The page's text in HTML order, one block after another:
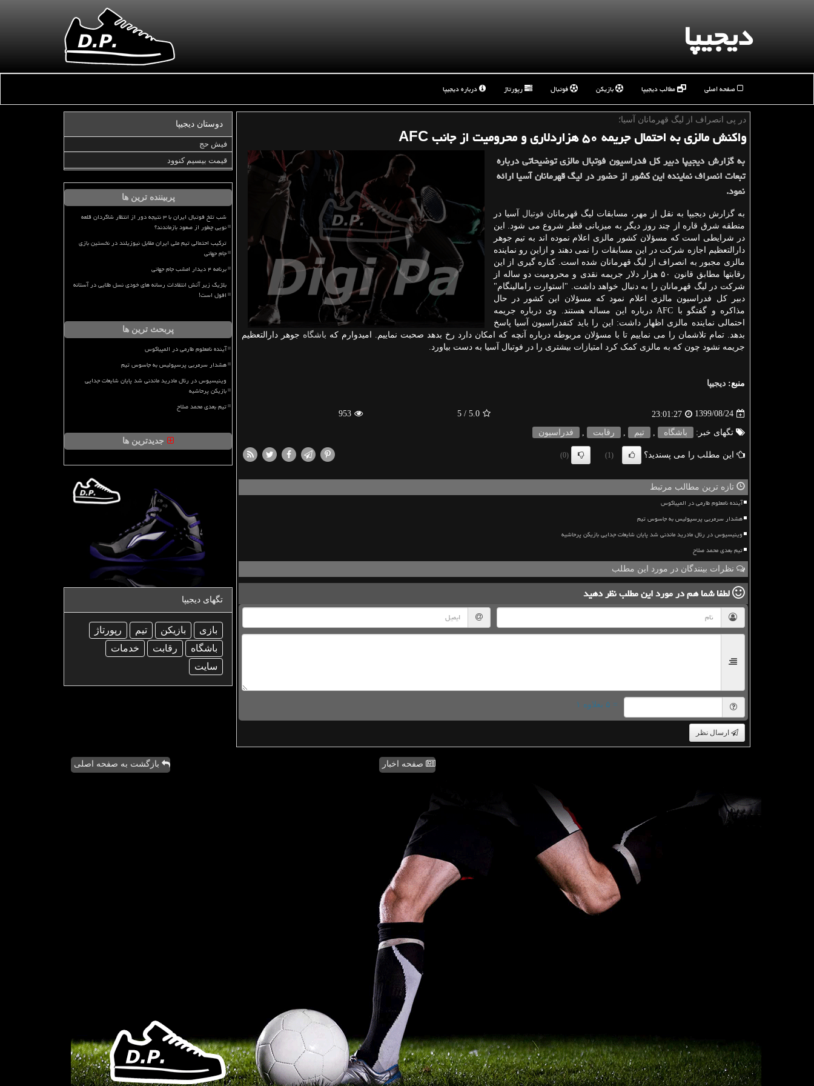
دیجیپا
صفحه اصلی مطالب دیجیپا بازیکن فوتبال رپورتاژ درباره دیجیپا
در پی انصراف از لیگ قهرمانان آسیا؛
واكنش مالزی به احتمال جریمه ۵۰ هزاردلاری و محرومیت از جانب AFC
به گزارش دیجیپا دبیر كل فدراسیون فوتبال مالزی توضیحاتی درباره
تبعات انصراف نماینده این كشور از حضور در لیگ قهرمانان آسیا ارائه
نمود.
به گزارش دیجیپا به نقل از مهر، مسابقات لیگ قهرمانان فوتبال آسیا در
منطقه شرق قاره از چند روز دیگر به میزبانی قطر شروع می شود. این
در شرایطی است که مسؤلان کشور مالزی اعلام نموده اند به تیم جوهر
دارالتعظیم اجازه شرکت در این مسابقات را نمی دهند و ازاین رو نماینده
مالزی مجبور به انصراف از لیگ قهرمانان شده است. کناره گیری از این
رقابتها مطابق قانون ۵۰ هزار دلار جریمه نقدی و محرومیت دو ساله از
شرکت در لیگ قهرمانان را به دنبال خواهد داشت. "استوارت رامالینگام"
دبیر کل فدراسیون مالزی اعلام نمود که مسؤلان این کشور در حال
مذاکره و گفتگو با AFC درباره این مساله هستند. وی درباره جریمه
احتمالی نماینده مالزی اظهار داشت: این را باید کنفدراسیون آسیا پاسخ
بدهد. تمام تلاشمان را می نماییم تا با مسؤلان مربوطه درباره آنچه که امکان دارد رخ بدهد صحبت نماییم. امیدوارم که باشگاه جوهر دارالتعظیم
جریمه نشود چون که به مالزی کمک کرد امتیازات بیشتری را در فوتبال آسیا به دست بیاورد.
منبع: دیجیپا
1399/08/24
23:01:27
5.0
/ 5
953
تگهای خبر: باشگاه تیم رقابت فدراسیون
این مطلب را می پسندید؟ (1)
(0)
تازه ترین مطالب مرتبط
آینده نامعلوم طارمی در المپیاکوس
هشدار سرمربی پرسپولیس به جاسوس تیم
وینیسیوس در رئال مادرید ماندنی شد پایان شایعات جدایی بازیکن پرحاشیه
تیم بعدی محمد صلاح
نظرات بینندگان در مورد این مطلب
لطفا شما همدر مورد این مطلبنظر دهید
= ۵ بعلاوه ۱
ارسال نظر
دوستان دیجیپا
فیش حج
قیمت بیسیم کنوود
پربیننده ترین ها
شب تلخ فوتبال ایران با ۳ نتیجه دور از انتظار شاگردان قلعه
نویی چطور از صعود بازماندند؟
ترکیب احتمالی تیم ملی ایران مقابل نیوزیلند در نخستین بازی
جام جهانی
برنامه ۴ دیدار امشب جام جهانی
بلژیک زیر آتش انتقادات رسانه های خودی نسل طلایی در آستانه
افول است!
پربحث ترین ها
آینده نامعلوم طارمی در المپیاکوس
هشدار سرمربی پرسپولیس به جاسوس تیم
وینیسیوس در رئال مادرید ماندنی شد پایان شایعات جدایی
بازیکن پرحاشیه
تیم بعدی محمد صلاح
جدیدترین ها
تگهای دیجیپا
بازی بازیكن تیم
رپورتاژ
باشگاه
رقابت
خدمات
سایت
صفحه اخبار بازگشت به صفحه اصلی